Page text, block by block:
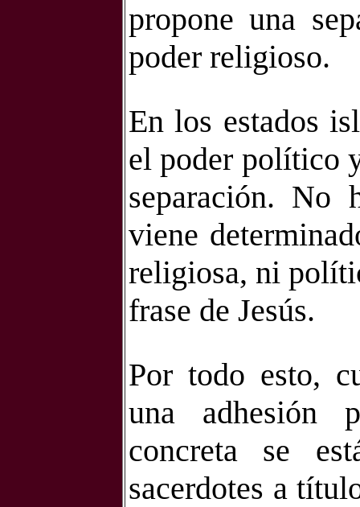
propone una
poder religioso.
En los estados
el poder político
separación. No
viene
religiosa, ni
frase de Jesús.
Por todo esto,
una adhesión
concreta se
sacerdotes a